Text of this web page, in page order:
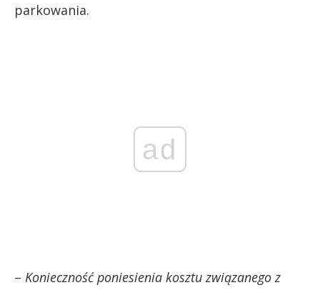
parkowania.
ad
– Konieczność poniesienia kosztu związanego z